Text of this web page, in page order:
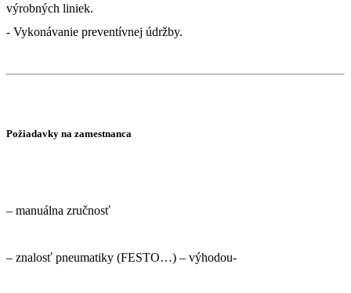
výrobných liniek.
- Vykonávanie preventívnej údržby.
Požiadavky na zamestnanca
– manuálna zručnosť
– znalosť pneumatiky (FESTO…) – výhodou-